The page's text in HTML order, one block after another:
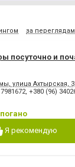
за
посуточно и
улица Ахтырская,
, +380 (96)
Я рекомендую